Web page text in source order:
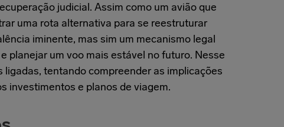
judicial. Assim como um avião que
uma rota alternativa para se reestruturar
iminente, mas sim um mecanismo legal
planejar um voo mais estável no futuro. Nesse
tentando compreender as implicações
investimentos e planos de viagem.